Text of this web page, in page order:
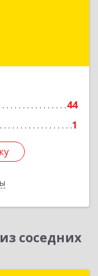
44
1
г, Ленина ул,
соседних